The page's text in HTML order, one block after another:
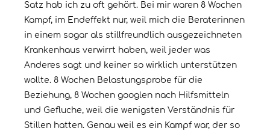
Satz hab ich zu oft gehört. Bei mir waren 8 Wochen
Kampf, im Endeffekt nur, weil mich die Beraterinnen
in einem sogar als stillfreundlich ausgezeichneten
Krankenhaus verwirrt haben, weil jeder was
Anderes sagt und keiner so wirklich unterstützen
wollte. 8 Wochen Belastungsprobe für die
Beziehung, 8 Wochen googlen nach Hilfsmitteln
und Gefluche, weil die wenigsten Verständnis für
Stillen hatten. Genau weil es ein Kampf war, der so